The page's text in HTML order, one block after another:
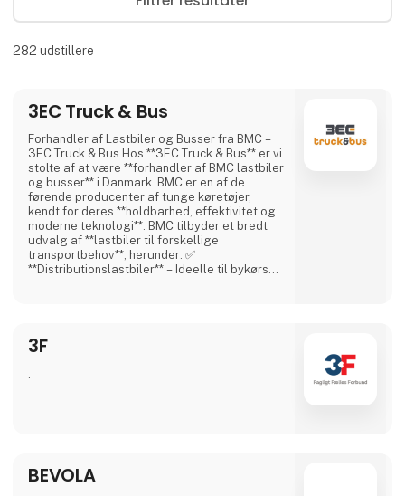
282 udstillere
3EC Truck & Bus
Forhandler af Lastbiler og Busser fra BMC –
3EC Truck & Bus Hos **3EC Truck & Bus** er vi
stolte af at være **forhandler af BMC lastbiler
og busser** i Danmark. BMC er en af de
førende producenter af tunge køretøjer,
kendt for deres **holdbarhed, effektivitet og
moderne teknologi**. BMC tilbyder et bredt
udvalg af **lastbiler til forskellige
transportbehov**, herunder: ✅
**Distributionslastbiler** – Ideelle til bykørsel
designet med **brændstoføkonomi, sikkerhed
og kom
3F
BEVOLA